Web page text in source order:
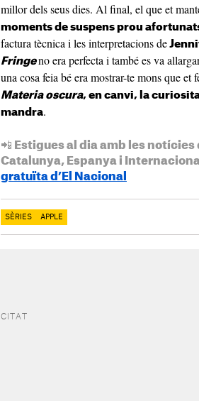
millor dels seus dies. Al final, el que et
moments de suspens prou
factura tècnica i les interpretacions de
Fringe no era perfecta i també es va
una cosa feia bé era mostrar-te mons que et
Materia oscura, en canvi, la
mandra.
📲 Estigues al dia amb les notícies
Catalunya, Espanya i
gratuïta d’El Nacional
SÈRIES APPLE